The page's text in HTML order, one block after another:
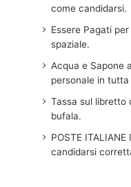
come candidarsi.
Essere Pagati
spaziale.
Acqua e Sapone
personale in tutta
Tassa sul libretto
bufala.
POSTE
candidarsi